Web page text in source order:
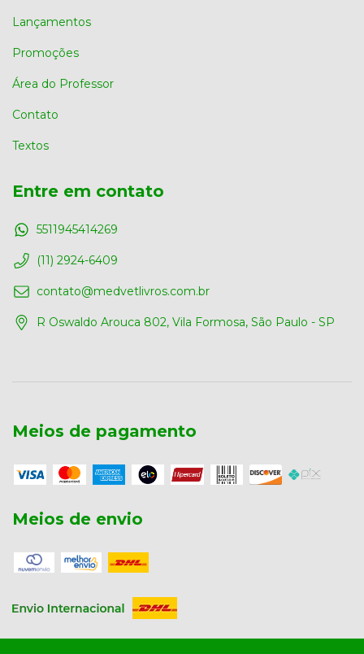
Lançamentos
Promoções
Área do Professor
Contato
Textos
Entre em contato
5511945414269
(11) 2924-6409
contato@medvetlivros.com.br
R Oswaldo Arouca 802, Vila Formosa, São Paulo - SP
Meios de pagamento
Meios de envio